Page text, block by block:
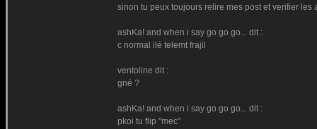
sinon tu peux toujours relire mes post et verifier
ashKa! and when i say go go go... dit :
c normal ilé telemt frajil
ventoline dit :
gné ?
ashKa! and when i say go go go... dit :
pkoi tu flip "mec"